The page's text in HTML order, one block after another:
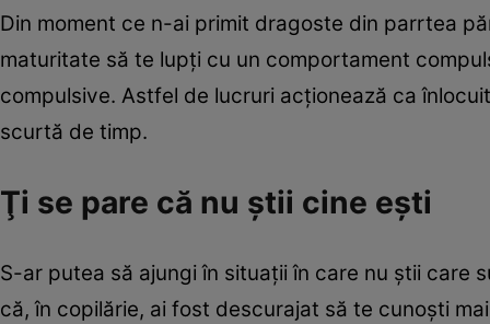
Din moment ce n-ai primit dragoste din parrtea
maturitate să te lupţi cu un comportament
compulsive. Astfel de lucruri acţionează ca
scurtă de timp.
Ţi se pare că nu ştii cine eşti
S-ar putea să ajungi în situaţii în care nu ştii
că, în copilărie, ai fost descurajat să te cunoşti